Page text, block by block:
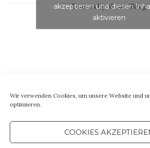
Wir verwenden Cookies, um unsere Website und
optimieren.
COOKIES
Tweets by ManuelBrug
akzeptieren und diesen
aktivieren